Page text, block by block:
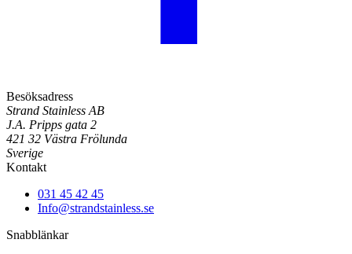
Besöksadress
Strand Stainless AB
J.A. Pripps gata 2
421 32 Västra Frölunda
Sverige
Kontakt
031 45 42 45
Info@strandstainless.se
Snabblänkar